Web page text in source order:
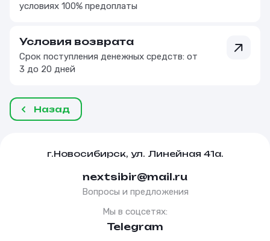
условиях 100% предоплаты
Условия возврата
Срок поступления денежных средств: от
3 до 20 дней
Назад
г.Новосибирск, ул. Линейная 41а.
nextsibir@mail.ru
Вопросы и предложения
Мы в соцсетях:
Telegram